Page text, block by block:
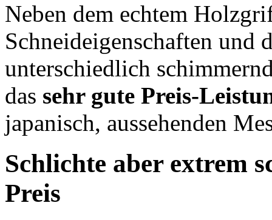
Neben dem echtem
Schneideigenschaften und
unterschiedlich
das sehr gute Preis-
japanisch, aussehenden
Schlichte aber extrem
Preis